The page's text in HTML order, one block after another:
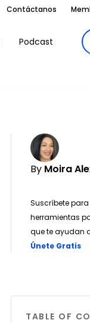
Contáctanos
Podcast
By Moira
Suscríbete
herramientas
que te ayudan
Únete Gratis
TABLE OF